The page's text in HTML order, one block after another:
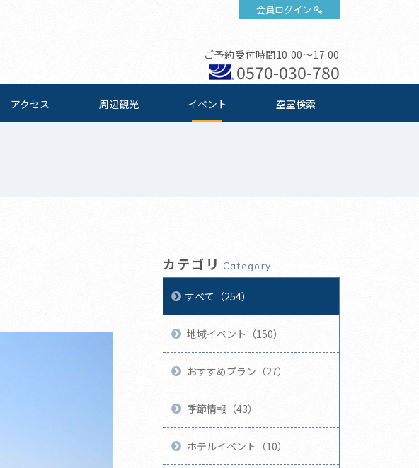
会員ログイン
ご予約受付時間10:00～17:00
0570-030-780
アクセス 周辺観光 イベント 空室検索
カテゴリ Category
すべて（254）
地域イベント（150）
おすすめプラン（27）
季節情報（43）
ホテルイベント（10）